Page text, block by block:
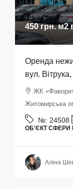
450 грн.м2
Оренда
вул.
ЖК
Житомирська
№: 24508
ОБ'ЄКТ СФЕРИ
Аліна